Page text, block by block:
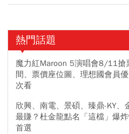
熱門話題
魔力紅Maroon 5演唱會8/11搶
間、票價座位圖、理想國會員
次看
欣興、南電、景碩、臻鼎-KY、
最賺？杜金龍點名「這檔」爆
首選